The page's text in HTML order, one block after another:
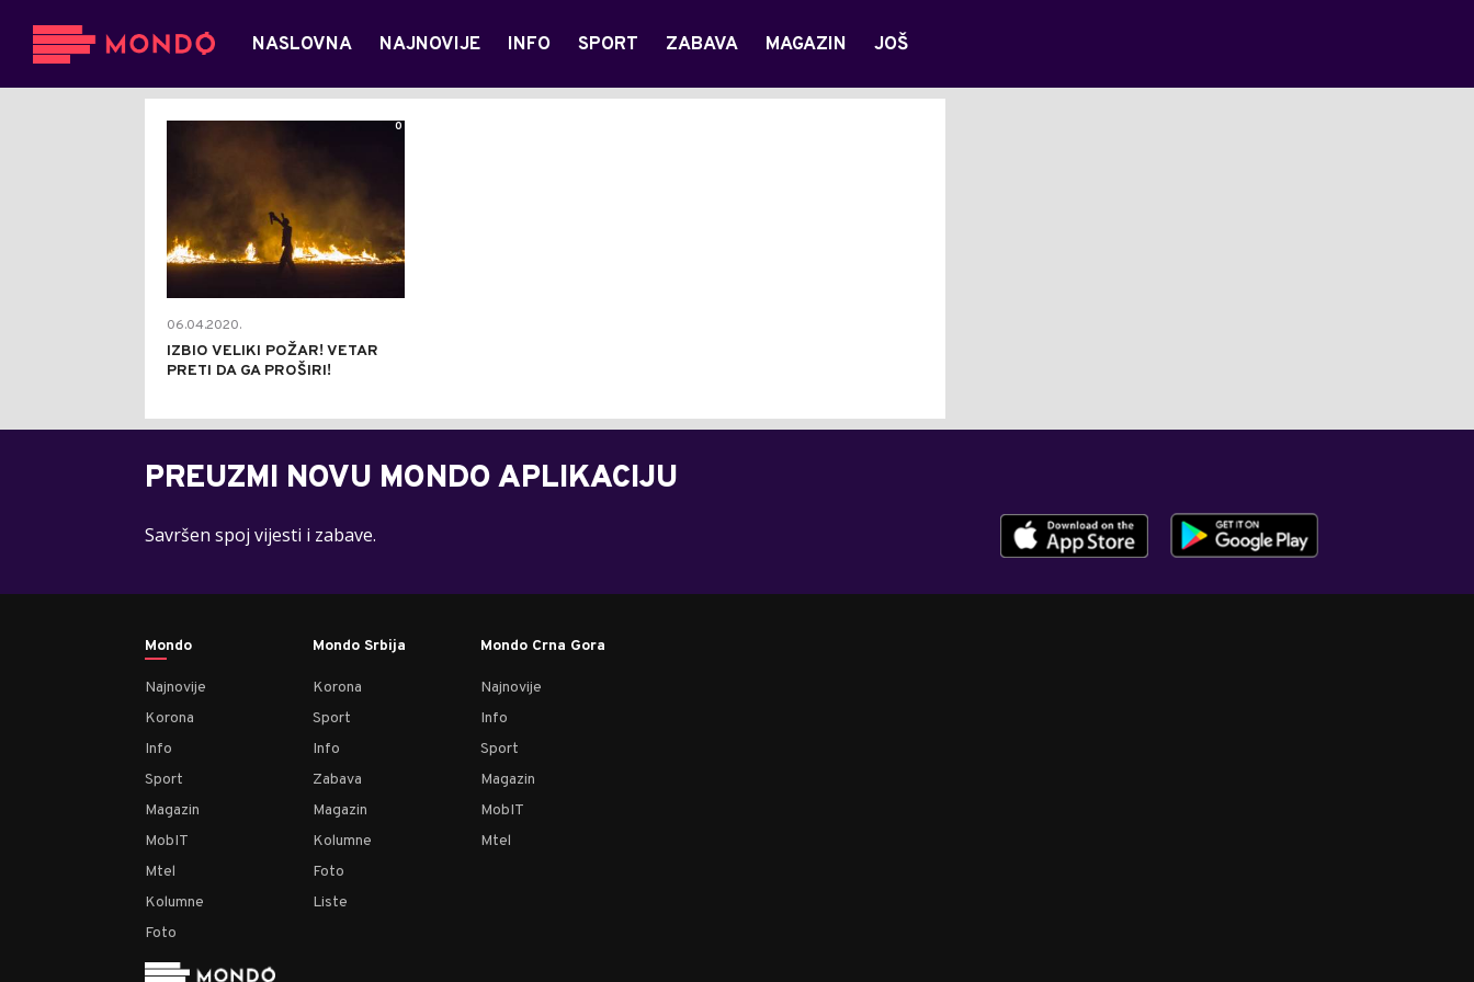
NASLOVNA NAJNOVIJE INFO SPORT ZABAVA MAGAZIN JOŠ
06.04.2020.
IZBIO VELIKI POŽAR! VETAR
PRETI DA GA PROŠIRI!
0
PREUZMI NOVU MONDO APLIKACIJU
Savršen spoj vijesti i zabave.
Mondo
Najnovije
Korona
Info
Sport
Magazin
MobIT
Mtel
Kolumne
Foto
Mondo Srbija
Korona
Sport
Info
Zabava
Magazin
Kolumne
Foto
Liste
Mondo Crna Gora
Najnovije
Info
Sport
Magazin
MobIT
Mtel